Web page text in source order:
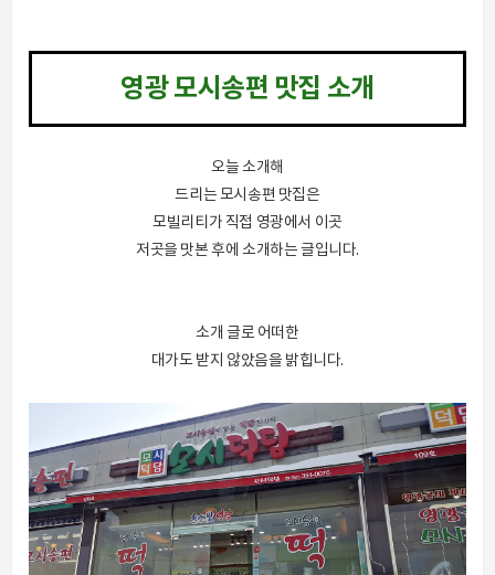
영광 모시송편 맛집 소개
오늘 소개해
드리는 모시송편 맛집은
모빌리티가 직접 영광에서 이곳
저곳을 맛본 후에 소개하는 글입니다.
소개 글로 어떠한
대가도 받지 않았음을 밝힙니다.